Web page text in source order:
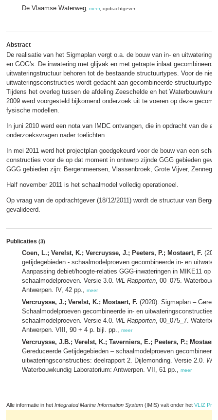
De Vlaamse Waterweg meer, opdrachtgever
Abstract
De realisatie van het Sigmaplan vergt o.a. de bouw van in- en
en GOG's. De inwatering met glijvak en met getrapte inlaat gecombineerd
uitwateringstructuur behoren tot de bestaande structuurtypes. Voor de
uitwateringsconstructies wordt gedacht aan gecombineerde structuurtypes.
Tijdens het overleg tussen de afdeling Zeeschelde en het
2009 werd voorgesteld bijkomend onderzoek uit te voeren op deze
fysische modellen.
In juni 2010 werd een nota van IMDC ontvangen, die in opdracht van de
onderzoeksvragen nader toelichten.
In mei 2011 werd het projectplan goedgekeurd voor de bouw van een
constructies voor de op dat moment in ontwerp zijnde GGG gebieden
GGG gebieden zijn: Bergenmeersen, Vlassenbroek, Grote Vijver,
Half november 2011 is het schaalmodel volledig operationeel.
Op vraag van de opdrachtgever (18/12/2011) wordt de structuur van
gevalideerd.
Publicaties (3)
Coen, L.; Verelst, K.; Vercruysse, J.; Peeters, P.; Mostaert, F.
getijdegebieden - schaalmodelproeven gecombineerde in- en
Aanpassing debiet/hoogte-relaties GGG-inwateringen in MIKE11 op
schaalmodelproeven. Versie 3.0. WL Rapporten, 00_075.
Antwerpen. IV, 42 pp., meer
Vercruysse, J.; Verelst, K.; Mostaert, F. (2020). Sigmaplan –
Schaalmodelproeven gecombineerde in- en
schaalmodelproeven. Versie 4.0. WL Rapporten, 00_075_7.
Antwerpen. VIII, 90 + 4 p. bijl. pp., meer
Vercruysse, J.B.; Verelst, K.; Taverniers, E.; Peeters, P.;
Gereduceerde Getijdegebieden – schaalmodelproeven
uitwateringsconstructies: deelrapport 2. Dijlemonding. Versie 2.0. WL
Waterbouwkundig Laboratorium: Antwerpen. VII, 61 pp., meer
Alle informatie in het Integrated Marine Information System (IMIS) valt onder het VLIZ